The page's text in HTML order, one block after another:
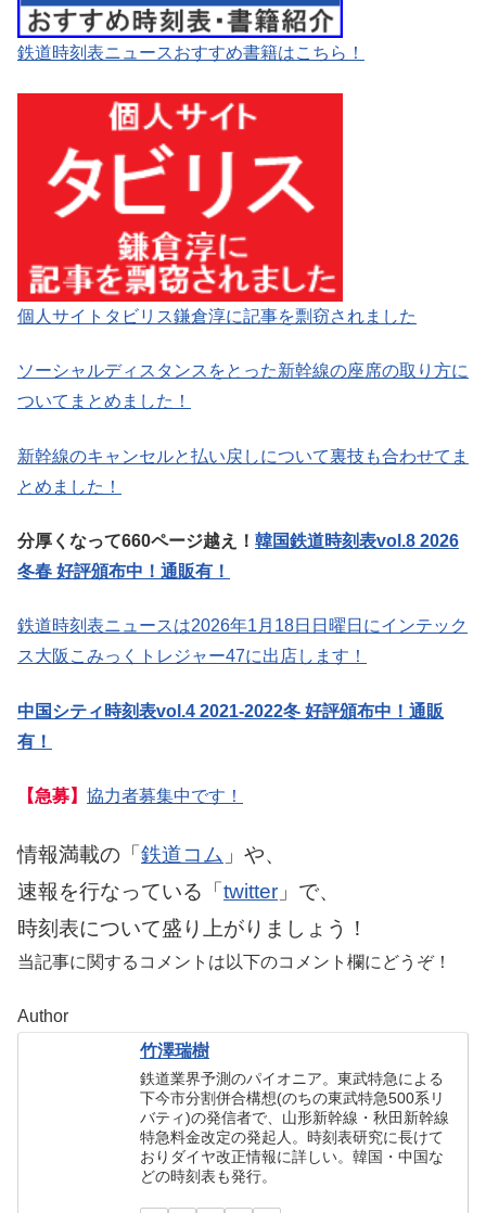
鉄道時刻表ニュースおすすめ書籍はこちら！
個人サイトタビリス鎌倉淳に記事を剽窃されました
ソーシャルディスタンスをとった新幹線の座席の取り方に
ついてまとめました！
新幹線のキャンセルと払い戻しについて裏技も合わせてま
とめました！
分厚くなって660ページ越え！ 韓国鉄道時刻表vol.8 2026
冬春 好評頒布中！通販有！
鉄道時刻表ニュースは2026年1月18日日曜日にインテック
ス大阪こみっくトレジャー47に出店します！
中国シティ時刻表vol.4 2021-2022冬 好評頒布中！通販
有！
【急募】 協力者募集中です！
情報満載の「鉄道コム 」や、
速報を行なっている「twitter 」で、
時刻表について盛り上がりましょう！
当記事に関するコメントは以下のコメント欄にどうぞ！
Author
竹澤瑞樹
鉄道業界予測のパイオニア。東武特急による
下今市分割併合構想(のちの東武特急500系リ
バティ)の発信者で、山形新幹線・秋田新幹線
特急料金改定の発起人。時刻表研究に長けて
おりダイヤ改正情報に詳しい。韓国・中国な
どの時刻表も発行。